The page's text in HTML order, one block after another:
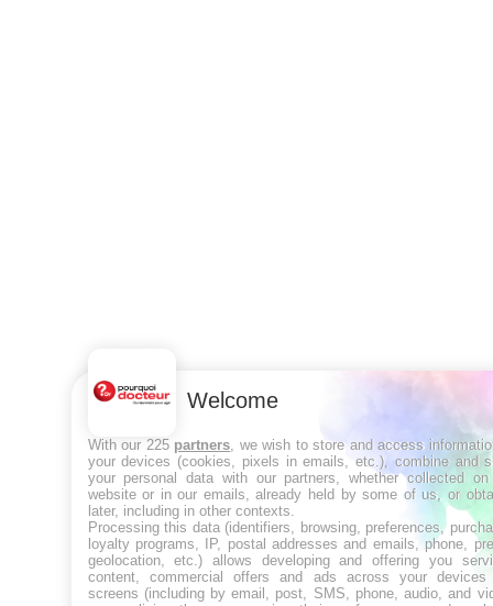
Welcome
With our 225 partners , we wish to store and access
your devices (cookies, pixels in emails, etc.), combine and
your personal data with our partners, whether collected
website or in our emails, already held by some of us, or
later, including in other contexts.
Processing this data (identifiers, browsing, preferences,
loyalty programs, IP, postal addresses and emails, phone,
geolocation, etc.) allows developing and offering you
content, commercial offers and ads across your devices
screens (including by email, post, SMS, phone, audio, and